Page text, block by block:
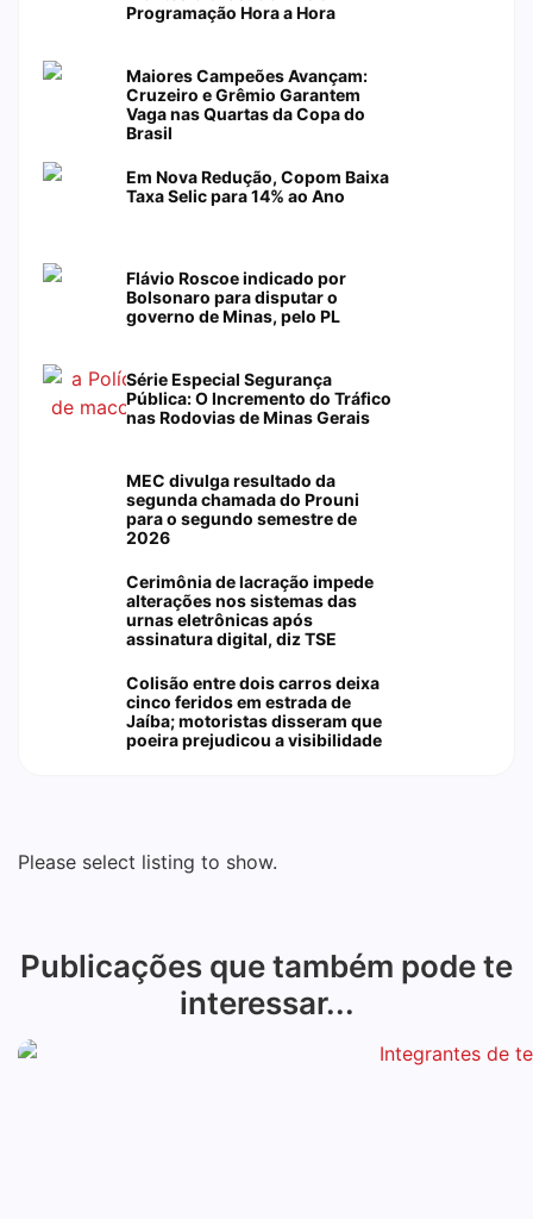
Programação Hora a Hora
Maiores Campeões Avançam:
Cruzeiro e Grêmio Garantem
Vaga nas Quartas da Copa do
Brasil
Em Nova Redução, Copom Baixa
Taxa Selic para 14% ao Ano
Flávio Roscoe indicado por
Bolsonaro para disputar o
governo de Minas, pelo PL
Série Especial Segurança
Pública: O Incremento do Tráfico
nas Rodovias de Minas Gerais
MEC divulga resultado da
segunda chamada do Prouni
para o segundo semestre de
2026
Cerimônia de lacração impede
alterações nos sistemas das
urnas eletrônicas após
assinatura digital, diz TSE
Colisão entre dois carros deixa
cinco feridos em estrada de
Jaíba; motoristas disseram que
poeira prejudicou a visibilidade
Please select listing to show.
Publicações que também pode te
interessar...